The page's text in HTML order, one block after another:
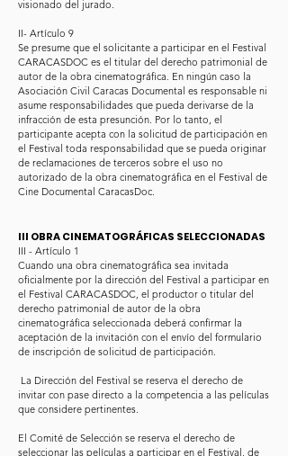
visionado del jurado.
II- Artículo 9
Se presume que el solicitante a participar en el Festival
CARACASDOC es el titular del derecho patrimonial de
autor de la obra cinematográfica. En ningún caso la
Asociación Civil Caracas Documental es responsable ni
asume responsabilidades que pueda derivarse de la
infracción de esta presunción. Por lo tanto, el
participante acepta con la solicitud de participación en
el Festival toda responsabilidad que se pueda originar
de reclamaciones de terceros sobre el uso no
autorizado de la obra cinematográfica en el Festival de
Cine Documental CaracasDoc.
III OBRA CINEMATOGRÁFICAS SELECCIONADAS
III - Artículo 1
Cuando una obra cinematográfica sea invitada
oficialmente por la dirección del Festival a participar en
el Festival CARACASDOC, el productor o titular del
derecho patrimonial de autor de la obra
cinematográfica seleccionada deberá confirmar la
aceptación de la invitación con el envío del formulario
de inscripción de solicitud de participación.
La Dirección del Festival se reserva el derecho de
invitar con pase directo a la competencia a las películas
que considere pertinentes.
El Comité de Selección se reserva el derecho de
seleccionar las películas a participar en el Festival, de